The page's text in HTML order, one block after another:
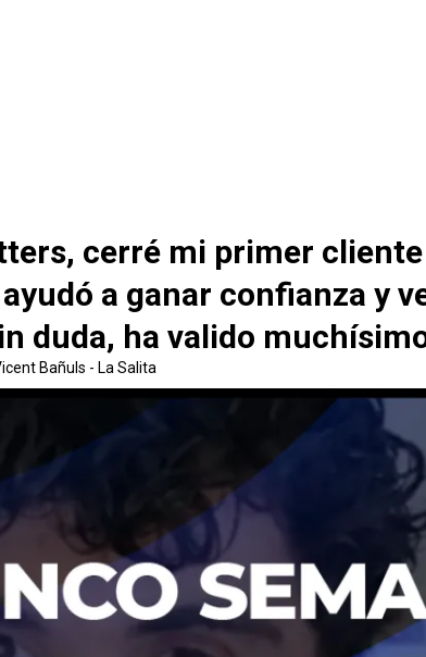
cerré mi primer
a ganar confianza y
duda, ha valido
Bañuls - La Salita